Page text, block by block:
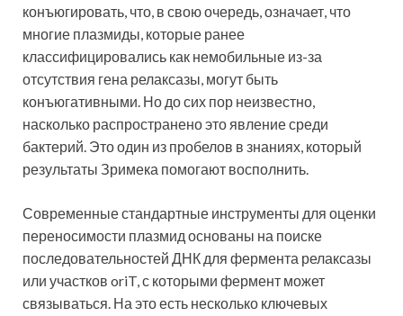
конъюгировать, что, в свою очередь, означает, что
многие плазмиды, которые ранее
классифицировались как немобильные из-за
отсутствия гена релаксазы, могут быть
конъюгативными. Но до сих пор неизвестно,
насколько распространено это явление среди
бактерий. Это один из пробелов в знаниях, который
результаты Зримека помогают восполнить.
Современные стандартные инструменты для оценки
переносимости плазмид основаны на поиске
последовательностей ДНК для фермента релаксазы
или участков oriT, с которыми фермент может
связываться. На это есть несколько ключевых